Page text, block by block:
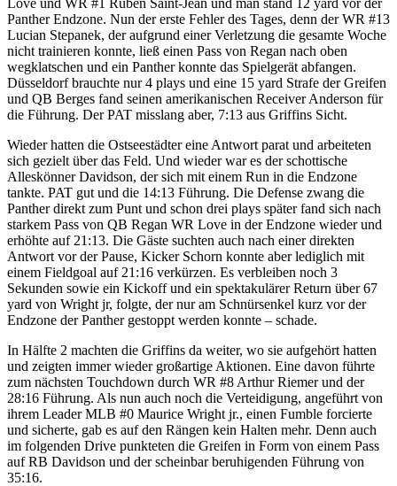
Panther Endzone. Nun der erste Fehler des Tages, denn der WR #13
Lucian Stepanek, der aufgrund einer Verletzung die gesamte Woche
nicht trainieren konnte, ließ einen Pass von Regan nach oben
wegklatschen und ein Panther konnte das Spielgerät abfangen.
Düsseldorf brauchte nur 4 plays und eine 15 yard Strafe der Greifen
und QB Berges fand seinen amerikanischen Receiver Anderson für
die Führung. Der PAT misslang aber, 7:13 aus Griffins Sicht.
Wieder hatten die Ostseestädter eine Antwort parat und arbeiteten
sich gezielt über das Feld. Und wieder war es der schottische
Alleskönner Davidson, der sich mit einem Run in die Endzone
tankte. PAT gut und die 14:13 Führung. Die Defense zwang die
Panther direkt zum Punt und schon drei plays später fand sich nach
starkem Pass von QB Regan WR Love in der Endzone wieder und
erhöhte auf 21:13. Die Gäste suchten auch nach einer direkten
Antwort vor der Pause, Kicker Schorn konnte aber lediglich mit
einem Fieldgoal auf 21:16 verkürzen. Es verbleiben noch 3
Sekunden sowie ein Kickoff und ein spektakulärer Return über 67
yard von Wright jr, folgte, der nur am Schnürsenkel kurz vor der
Endzone der Panther gestoppt werden konnte – schade.
In Hälfte 2 machten die Griffins da weiter, wo sie aufgehört hatten
und zeigten immer wieder großartige Aktionen. Eine davon führte
zum nächsten Touchdown durch WR #8 Arthur Riemer und der
28:16 Führung. Als nun auch noch die Verteidigung, angeführt von
ihrem Leader MLB #0 Maurice Wright jr., einen Fumble forcierte
und sicherte, gab es auf den Rängen kein Halten mehr. Denn auch
im folgenden Drive punkteten die Greifen in Form von einem Pass
auf RB Davidson und der scheinbar beruhigenden Führung von
35:16.